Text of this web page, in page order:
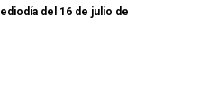
del 16 de julio de